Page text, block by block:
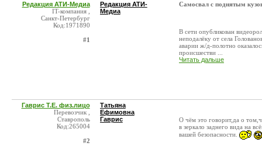
Редакция АТИ-Медиа
IT-компания ,
Санкт-Петербург
Код:1971890
#1
Редакция АТИ-
Медиа
Самосвал с поднятым
В сети опубликован
неподалёку от села
аварии ж/д-полотно
происшестви ...
Читать дальше
Гаврис Т.Е. физ.лицо
Перевозчик ,
Ставрополь
Код:265004
#2
Татьяна
Ефимовна
Гаврис
О чём это говорит,да о
в зеркало заднего вида на
вашей безопасности.